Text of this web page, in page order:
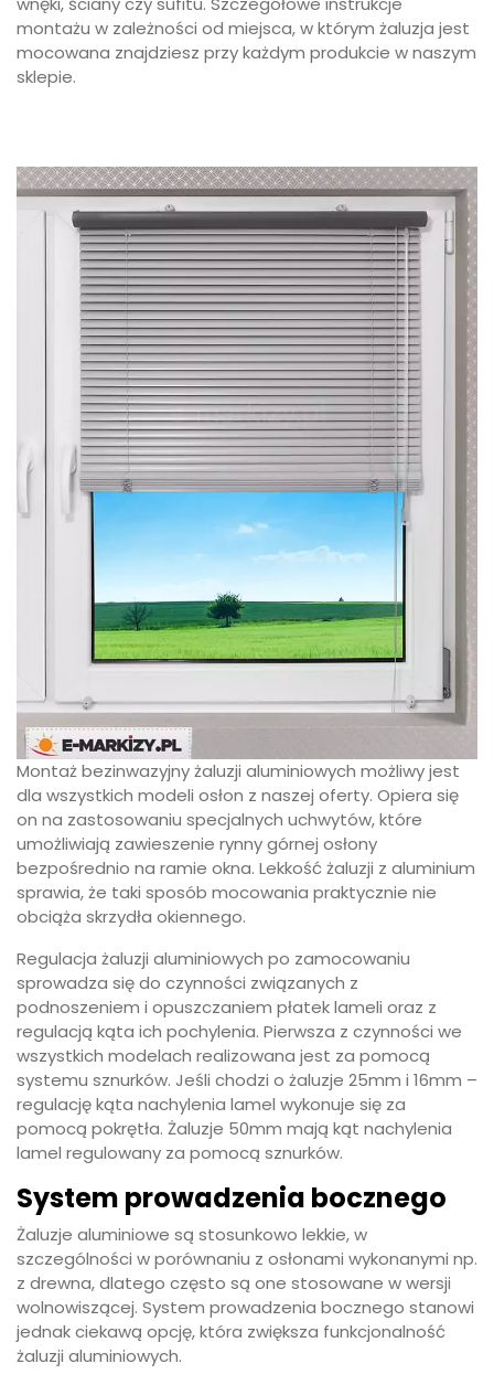
montażu w zależności od miejsca, w którym żaluzja jest
mocowana znajdziesz przy każdym produkcie w naszym
sklepie.
Montaż bezinwazyjny żaluzji aluminiowych możliwy jest
dla wszystkich modeli osłon z naszej oferty. Opiera się
on na zastosowaniu specjalnych uchwytów, które
umożliwiają zawieszenie rynny górnej osłony
bezpośrednio na ramie okna. Lekkość żaluzji z aluminium
sprawia, że taki sposób mocowania praktycznie nie
obciąża skrzydła okiennego.
Regulacja żaluzji aluminiowych po zamocowaniu
sprowadza się do czynności związanych z
podnoszeniem i opuszczaniem płatek lameli oraz z
regulacją kąta ich pochylenia. Pierwsza z czynności we
wszystkich modelach realizowana jest za pomocą
systemu sznurków. Jeśli chodzi o żaluzje 25mm i 16mm –
regulację kąta nachylenia lamel wykonuje się za
pomocą pokrętła. Żaluzje 50mm mają kąt nachylenia
lamel regulowany za pomocą sznurków.
System prowadzenia bocznego
Żaluzje aluminiowe są stosunkowo lekkie, w
szczególności w porównaniu z osłonami wykonanymi np.
z drewna, dlatego często są one stosowane w wersji
wolnowiszącej. System prowadzenia bocznego stanowi
jednak ciekawą opcję, która zwiększa funkcjonalność
żaluzji aluminiowych.